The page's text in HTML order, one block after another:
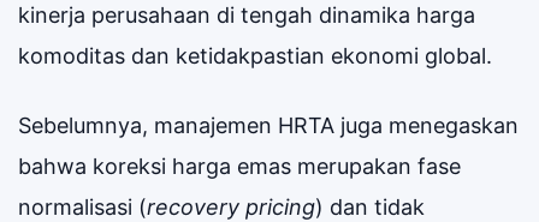
kinerja perusahaan di tengah dinamika harga
komoditas dan ketidakpastian ekonomi global.
Sebelumnya, manajemen HRTA juga menegaskan
bahwa koreksi harga emas merupakan fase
normalisasi (recovery pricing) dan tidak